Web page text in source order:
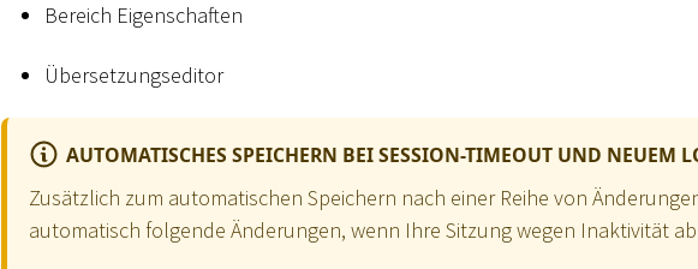
Bereich Eigenschaften
Übersetzungseditor
AUTOMATISCHES SPEICHERN BEI SESSION-TIMEOUT UND NEUEM
Zusätzlich zum automatischen Speichern nach einer Reihe von
automatisch folgende Änderungen, wenn Ihre Sitzung wegen Inaktivität